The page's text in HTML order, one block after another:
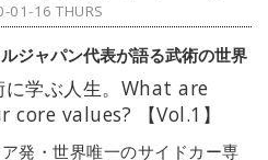
するブラド氏は、理想を実現
成功の影には、ブラド氏が生涯
て嗜む「武術」があった。
ではブラド氏が愛するフィリピ
・カリについて紹介してもら
01-16 THURS
に学ぶ人生。What are
core values? 【Vol.1】
発・世界唯一のサイドカー専
ジャパン代表が語る武術の世界